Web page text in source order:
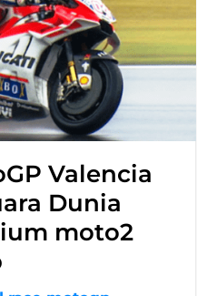
Valencia
Dunia
moto2